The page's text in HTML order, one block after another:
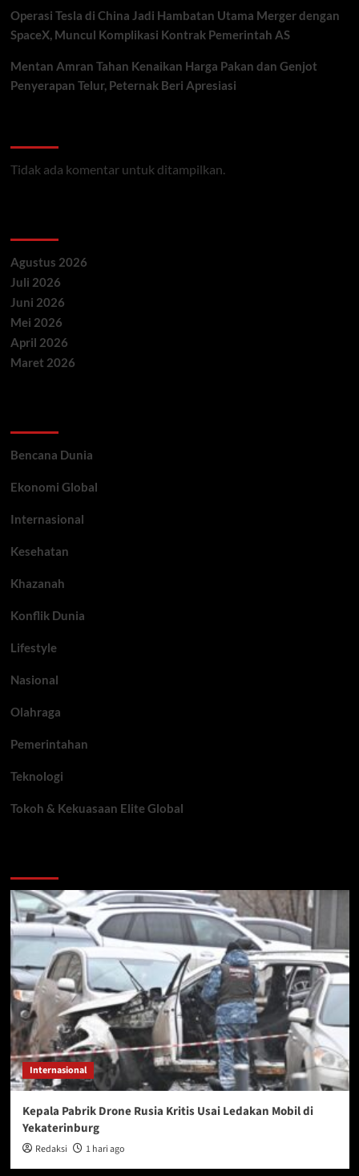
Operasi Tesla di China Jadi Hambatan Utama Merger dengan
SpaceX, Muncul Komplikasi Kontrak Pemerintah AS
Mentan Amran Tahan Kenaikan Harga Pakan dan Genjot
Penyerapan Telur, Peternak Beri Apresiasi
Tidak ada komentar untuk ditampilkan.
Agustus 2026
Juli 2026
Juni 2026
Mei 2026
April 2026
Maret 2026
Bencana Dunia
Ekonomi Global
Internasional
Kesehatan
Khazanah
Konflik Dunia
Lifestyle
Nasional
Olahraga
Pemerintahan
Teknologi
Tokoh & Kekuasaan Elite Global
Internasional
Kepala Pabrik Drone Rusia Kritis Usai Ledakan Mobil di
Yekaterinburg
Redaksi 1 hari ago